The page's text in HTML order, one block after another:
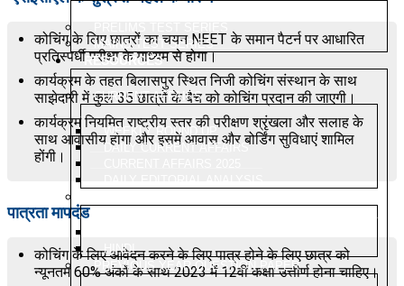
PRELIMS TEST SERIES
MAINS TEST SERIES
RESOURCES
CURRENT AFFAIRS
WEEKLY ROUND UP
DAILY CURRENT AFFAIRS
HINDI
PREVIOUS YEAR QUESTION PAPER
कोचिंग के लिए छात्रों का चयन NEET के समान पैटर्न पर आधारित
प्रतिस्पर्धी परीक्षा के माध्यम से होगा।
कार्यक्रम के तहत बिलासपुर स्थित निजी कोचिंग संस्थान के साथ
साझेदारी में कुल 35 छात्रों के बैच को कोचिंग प्रदान की जाएगी।
कार्यक्रम नियमित राष्ट्रीय स्तर की परीक्षण श्रृंखला और सलाह के
साथ आवासीय होगा और इसमें आवास और बोर्डिंग सुविधाएं शामिल
होंगी।
पात्रता मापदंड
कोचिंग के लिए आवेदन करने के लिए पात्र होने के लिए छात्र को
न्यूनतम 60% अंकों के साथ 2023 में 12वीं कक्षा उत्तीर्ण होना चाहिए।